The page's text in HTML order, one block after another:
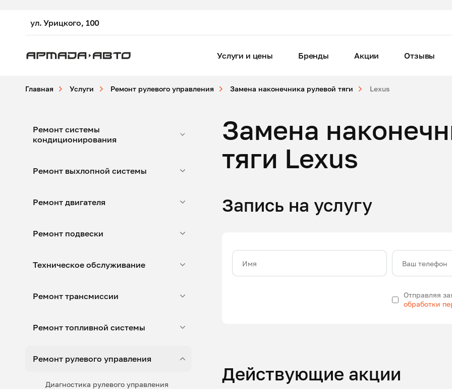
ул. Урицкого, 100
Услуги и цены Бренды Акции Отзывы
Главная Услуги Ремонт рулевого управления Замена наконечника рулевой тяги Lexus
Ремонт системы
кондиционирования
Ремонт выхлопной системы
Ремонт двигателя
Ремонт подвески
Техническое обслуживание
Ремонт трансмиссии
Ремонт топливной системы
Ремонт рулевого управления
Диагностика рулевого управления
Замена
тяги Lexus
Запись на услугу
Имя Ваш телефон
Отправляя
обработки
Действующие акции